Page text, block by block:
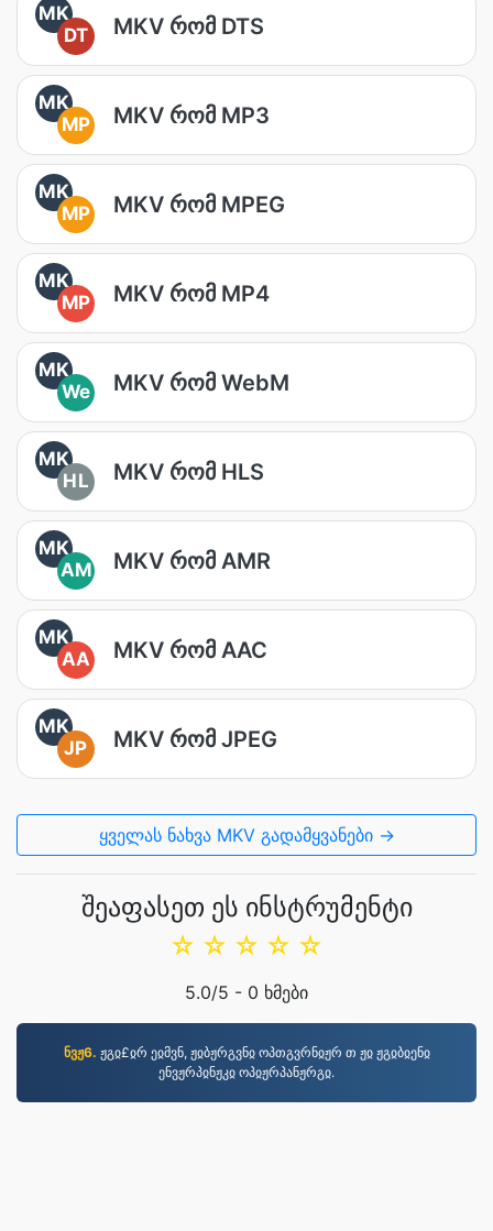
MK
DT
MKV რომ DTS
MK
MP
MKV რომ MP3
MK
MP
MKV რომ MPEG
MK
MP
MKV რომ MP4
MK
We
MKV რომ WebM
MK
HL
MKV რომ HLS
MK
AM
MKV რომ AMR
MK
AA
MKV რომ AAC
MK
JP
MKV რომ JPEG
ყველას ნახვა MKV გადამყვანები →
შეაფასეთ ეს ინსტრუმენტი
☆
☆
☆
☆
☆
5.0/5 - 0 ხმები
ნვჟ6. ჟგჲ£ჲრ ეჲმვნ, ჟჲბჟრგვნჲ ოპთგვრნჲჟრ თ ჟჲ ჟგჲბჲენჲ
ენვჟრპჲნჟკჲ ოპჲჟრპანჟრგჲ.